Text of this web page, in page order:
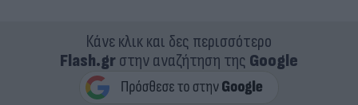
Κάνε κλικ και δες περισσότερο
Flash.grστην αναζήτηση της Google